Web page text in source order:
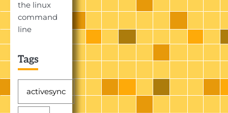
the linux
command
line
Tags
activesync